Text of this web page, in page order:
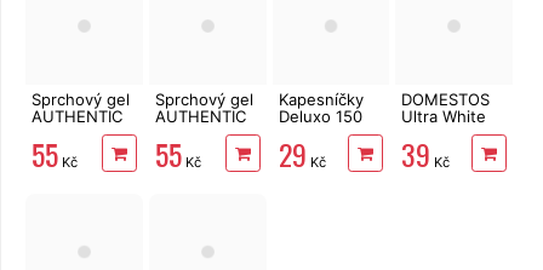
Sprchový gel
AUTHENTIC
Cranberries &
Nectarine
55 Kč
Sprchový gel
AUTHENTIC
Grapes &
Grapefruit
55Kč
Kapesníčky
Deluxo 150
ks 3vrstvé v
krabičce,
šedé květy
29 Kč
DOMESTOS
Ultra White
39 Kč